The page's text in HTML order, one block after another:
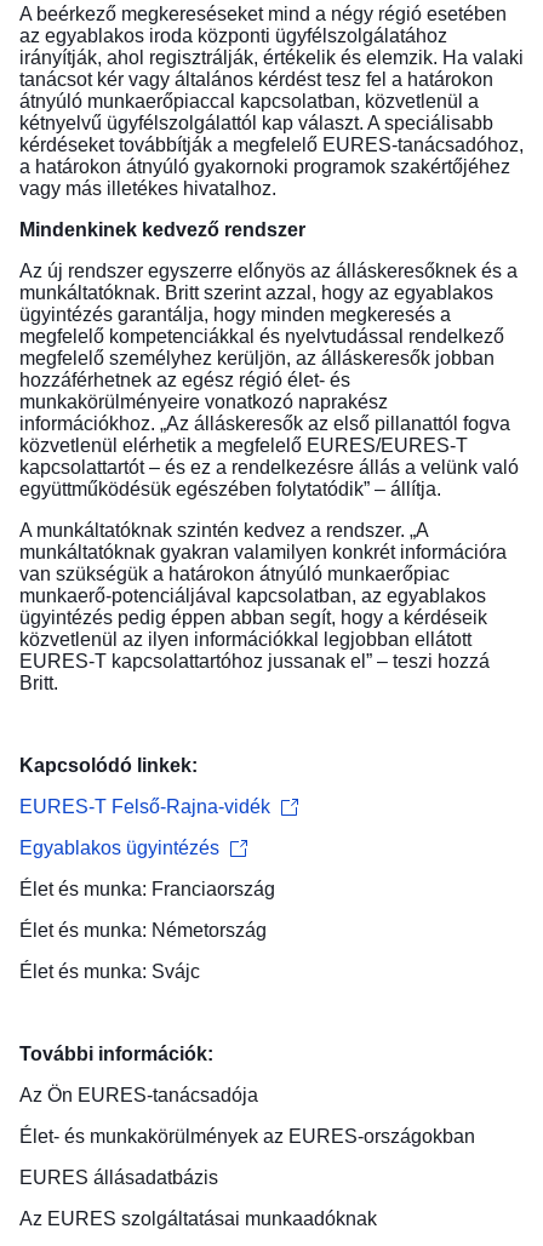
A beérkező megkereséseket mind a négy régió esetében
az egyablakos iroda központi ügyfélszolgálatához
irányítják, ahol regisztrálják, értékelik és elemzik. Ha valaki
tanácsot kér vagy általános kérdést tesz fel a határokon
átnyúló munkaerőpiaccal kapcsolatban, közvetlenül a
kétnyelvű ügyfélszolgálattól kap választ. A speciálisabb
kérdéseket továbbítják a megfelelő EURES-tanácsadóhoz,
a határokon átnyúló gyakornoki programok szakértőjéhez
vagy más illetékes hivatalhoz.
Mindenkinek kedvező rendszer
Az új rendszer egyszerre előnyös az álláskeresőknek és a
munkáltatóknak. Britt szerint azzal, hogy az egyablakos
ügyintézés garantálja, hogy minden megkeresés a
megfelelő kompetenciákkal és nyelvtudással rendelkező
megfelelő személyhez kerüljön, az álláskeresők jobban
hozzáférhetnek az egész régió élet- és
munkakörülményeire vonatkozó naprakész
információkhoz. „Az álláskeresők az első pillanattól fogva
közvetlenül elérhetik a megfelelő EURES/EURES-T
kapcsolattartót – és ez a rendelkezésre állás a velünk való
együttműködésük egészében folytatódik” – állítja.
A munkáltatóknak szintén kedvez a rendszer. „A
munkáltatóknak gyakran valamilyen konkrét információra
van szükségük a határokon átnyúló munkaerőpiac
munkaerő-potenciáljával kapcsolatban, az egyablakos
ügyintézés pedig éppen abban segít, hogy a kérdéseik
közvetlenül az ilyen információkkal legjobban ellátott
EURES-T kapcsolattartóhoz jussanak el” – teszi hozzá
Britt.
Kapcsolódó linkek:
EURES-T Felső-Rajna-vidék
Egyablakos ügyintézés
Élet és munka: Franciaország
Élet és munka: Németország
Élet és munka: Svájc
További információk:
Az Ön EURES-tanácsadója
Élet- és munkakörülmények az EURES-országokban
EURES állásadatbázis
Az EURES szolgáltatásai munkaadóknak